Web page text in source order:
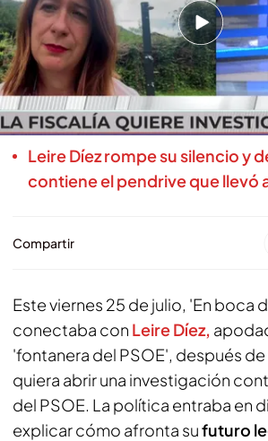
'En boca de todos' conecta
exmilitante del PSOE, después
Fiscalía apoye que sea
polémicos audios
Leire Díez rompe su silencio y
contiene el pendrive que llevó
Compartir
Este viernes 25 de julio, 'En boca
conectaba con Leire Díez,
'fontanera del PSOE', después de
quiera abrir una investigación
del PSOE. La política entraba en
explicar cómo afronta sufuturo